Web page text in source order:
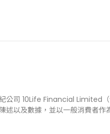
公司 10Life Financial Limited
以及數據，並以一般消費者作